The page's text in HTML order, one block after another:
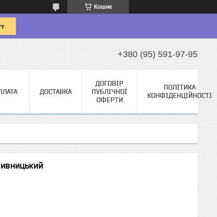
Кошик
+380 (95) 591-97-95
ДОСТАВКА
ДОГОВІР
ПУБЛІЧНОЇ
ОФЕРТИ
ПОЛІТИКА
КОНФІДЕНЦІЙНОСТІ